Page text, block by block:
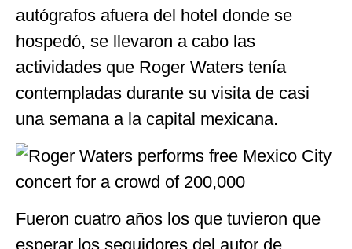
autógrafos afuera del hotel donde se
hospedó, se llevaron a cabo las
actividades que Roger Waters tenía
contempladas durante su visita de casi
una semana a la capital mexicana.
Fueron cuatro años los que tuvieron que
esperar los seguidores del autor de